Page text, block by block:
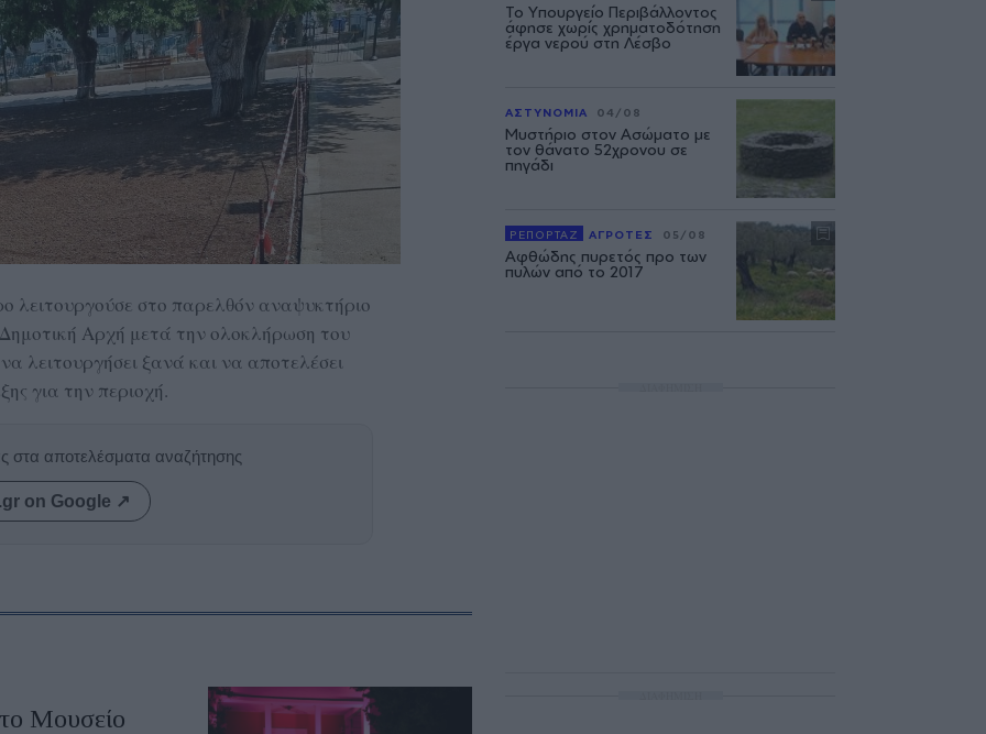
λειτουργούσε στο παρελθόν αναψυκτήριο
Αρχή μετά την ολοκλήρωση του
λειτουργήσει ξανά και να αποτελέσει
για την περιοχή.
στα αποτελέσματα αναζήτησης
on Google ↗
Μουσείο
Το Υπουργείο Περιβάλλοντος
άφησε χωρίς χρηματοδότηση
έργα νερού στη Λέσβο
ΑΣΤΥΝΟΜΙΑ 04/08
Μυστήριο στον Ασώματο με
τον θάνατο 52χρονου σε
πηγάδι
ΡΕΠΟΡΤΑΖ ΑΓΡΟΤΕΣ 05/08
Αφθώδης πυρετός προ των
πυλών από το 2017